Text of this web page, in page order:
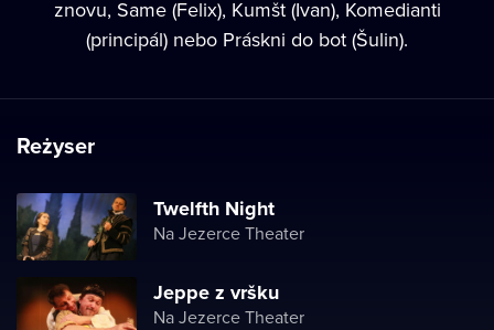
znovu, Same (Felix), Kumšt (Ivan), Komedianti
(principál) nebo Práskni do bot (Šulin).
Reżyser
Twelfth Night
Na Jezerce Theater
Jeppe z vršku
Na Jezerce Theater